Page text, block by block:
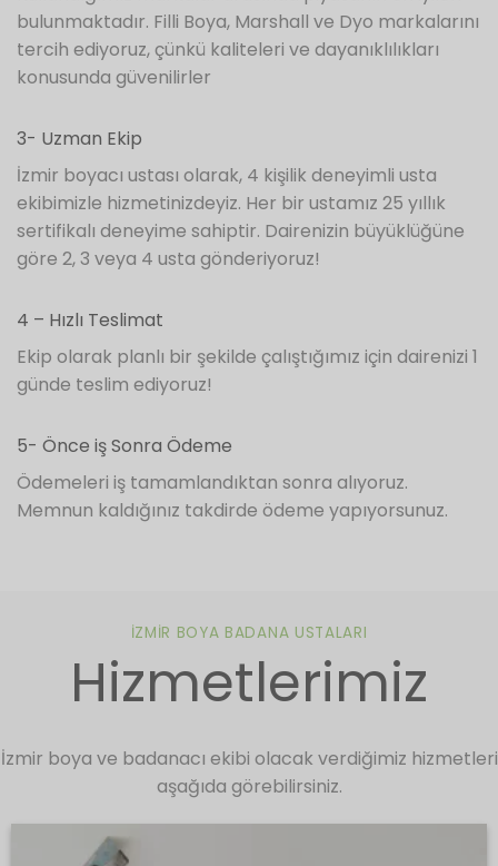
bulunmaktadır. Filli Boya, Marshall ve Dyo markalarını
tercih ediyoruz, çünkü kaliteleri ve dayanıklılıkları
konusunda güvenilirler
3- Uzman Ekip
İzmir boyacı ustası olarak, 4 kişilik deneyimli usta
ekibimizle hizmetinizdeyiz. Her bir ustamız 25 yıllık
sertifikalı deneyime sahiptir. Dairenizin büyüklüğüne
göre 2, 3 veya 4 usta gönderiyoruz!
4 – Hızlı Teslimat
Ekip olarak planlı bir şekilde çalıştığımız için dairenizi 1
günde teslim ediyoruz!
5- Önce iş Sonra Ödeme
Ödemeleri iş tamamlandıktan sonra alıyoruz.
Memnun kaldığınız takdirde ödeme yapıyorsunuz.
İZMIR BOYA BADANA USTALARI
Hizmetlerimiz
İzmir boya ve badanacı ekibi olacak verdiğimiz hizmetleri
aşağıda görebilirsiniz.